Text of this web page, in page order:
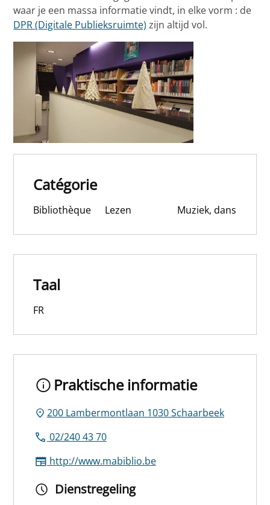
waar je een massa informatie vindt, in elke vorm : de
DPR (Digitale Publieksruimte) zijn altijd vol.
Catégorie
Bibliothèque Lezen Muziek, dans
Taal
FR
Praktische informatie
200 Lambermontlaan 1030 Schaarbeek
02/240 43 70
http://www.mabiblio.be
Dienstregeling